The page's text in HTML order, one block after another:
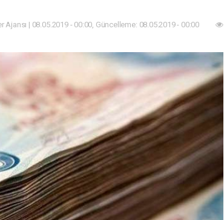
Ajansı | 08.05.2019 - 00:00, Güncelleme: 08.05.2019 - 00:00